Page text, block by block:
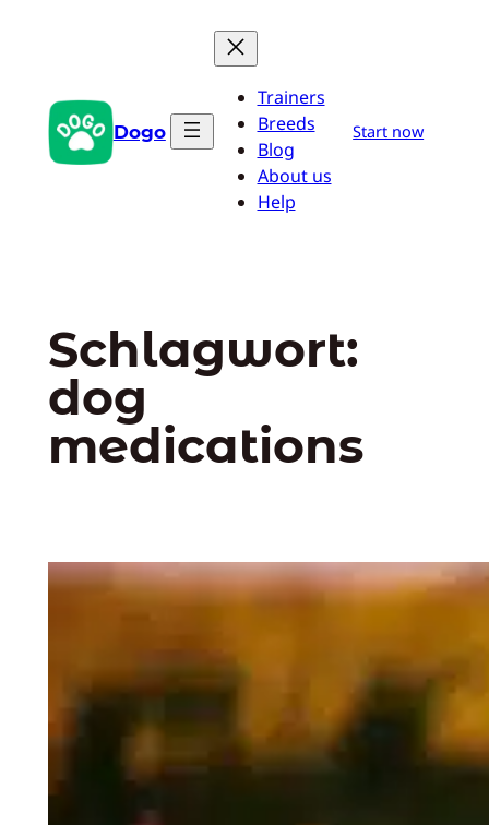
Dogo
Trainers
Breeds
Blog
About us
Help
Start now
Schlagwort:
dog
medications